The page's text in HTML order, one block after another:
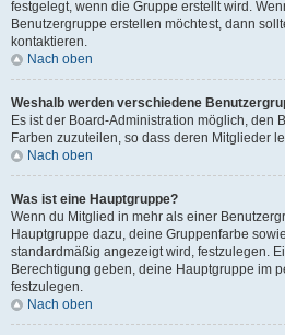
festgelegt, wenn die Gruppe erstellt wird.
Benutzergruppe erstellen möchtest, dann
kontaktieren.
Nach oben
Weshalb werden verschiedene
Es ist der Board-Administration möglich, den
Farben zuzuteilen, so dass deren Mitglieder
Nach oben
Was ist eine Hauptgruppe?
Wenn du Mitglied in mehr als einer
Hauptgruppe dazu, deine Gruppenfarbe
standardmäßig angezeigt wird, festzulegen.
Berechtigung geben, deine Hauptgruppe im
festzulegen.
Nach oben